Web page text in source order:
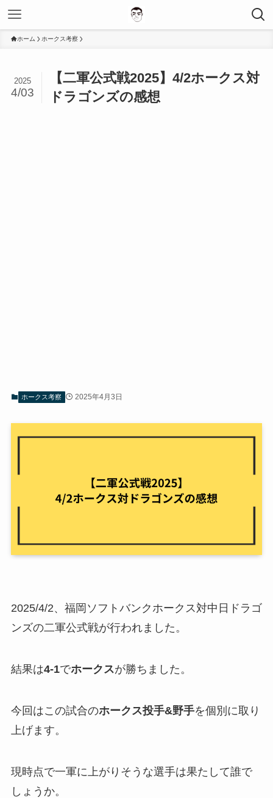
ホーム ホークス考察
【二軍公式戦2025】4/2ホークス対
ドラゴンズの感想
2025
4/03
ホークス考察 2025年4月3日
2025/4/2、福岡ソフトバンクホークス対中日ドラゴ
ンズの二軍公式戦が行われました。
結果は4-1でホークスが勝ちました。
今回はこの試合のホークス投手&野手を個別に取り
上げます。
現時点で一軍に上がりそうな選手は果たして誰で
しょうか。